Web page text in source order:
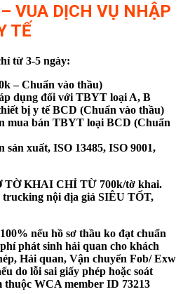
VUA DỊCH VỤ NHẬP
TẾ
từ 3-5 ngày:
– Chuẩn vào thầu)
dụng đối với TBYT loại A, B
bị y tế BCD (Chuẩn vào thầu)
mua bán TBYT loại BCD (Chuẩn
sản xuất, ISO 13485, ISO 9001,
TỜ KHAI CHỈ TỪ 700k/tờ khai.
trucking nội địa giá SIÊU TỐT,
nếu hồ sơ thầu ko đạt chuẩn
phát sinh hải quan cho khách
Hải quan, Vận chuyển Fob/ Exw
do lỗi sai giấy phép hoặc soát
thuộc WCA member ID 73213